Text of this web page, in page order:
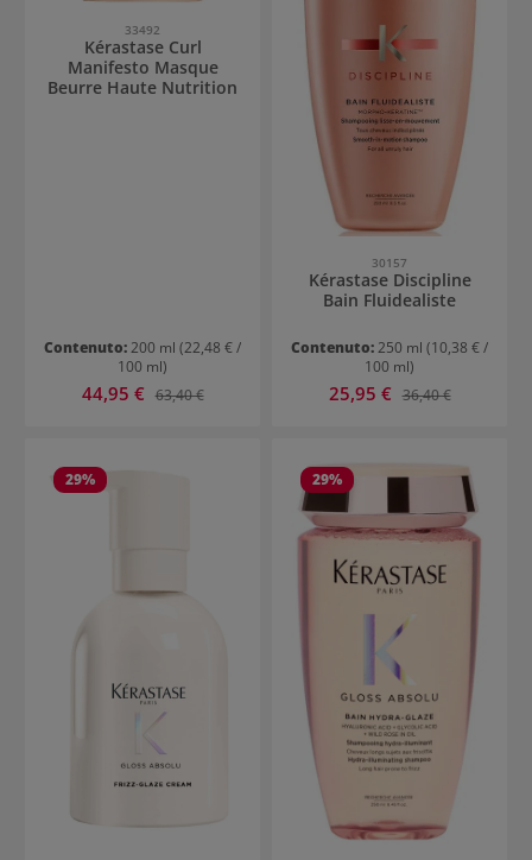
33492
Kérastase Curl
Manifesto Masque
Beurre Haute Nutrition
Contenuto:200 ml (22,48 € /
100 ml)
Prezzo di vendita:
44,95 € Prezzo normale:
63,40 €
30157
Kérastase Discipline
Bain Fluidealiste
Contenuto:250 ml (10,38 € /
100 ml)
Prezzo di vendita:
25,95 € Prezzo normale:
36,40 €
29% 29%